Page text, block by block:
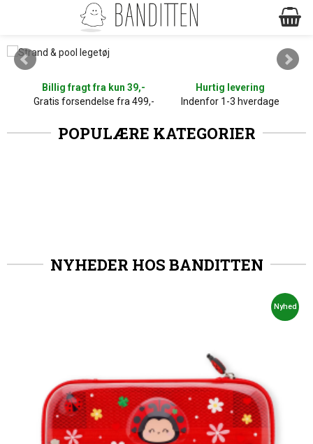
Billig fragt fra kun 39,-
Gratis forsendelse fra 499,-
Hurtig levering
Indenfor 1-3 hverdage
POPULÆRE KATEGORIER
NYHEDER HOS BANDITTEN
Nyhed